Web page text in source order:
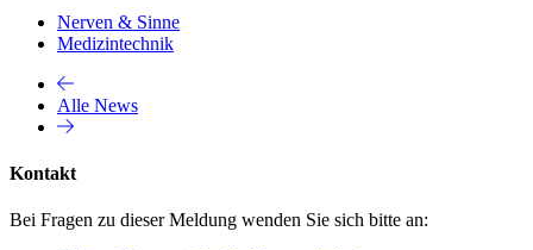
Nerven & Sinne
Medizintechnik
Alle News
Kontakt
Bei Fragen zu dieser Meldung wenden Sie sich bitte an: